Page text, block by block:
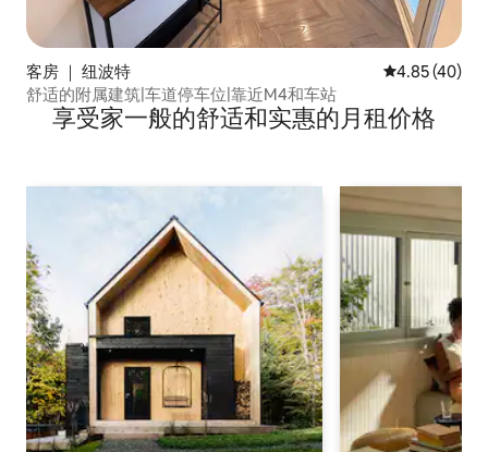
客房 ｜ 纽波特 平均评分
4.85 (40)
舒适的附属建筑|车道停车位|靠近M4和车站
享受家一般的舒适和实惠的月租价格